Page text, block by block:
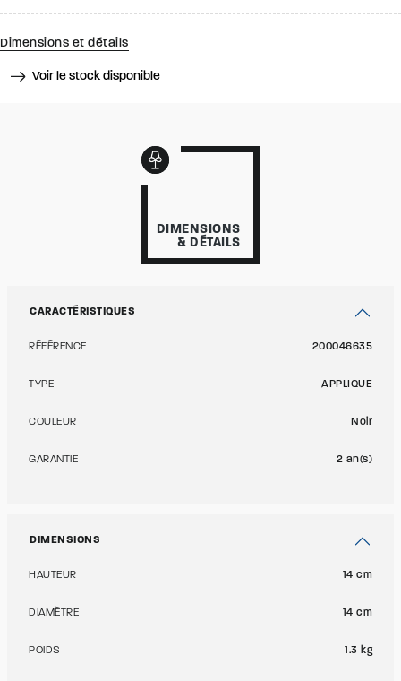
Dimensions et détails
Voir le stock disponible
DIMENSIONS
& DÉTAILS
CARACTÉRISTIQUES
RÉFÉRENCE 200046635
TYPE APPLIQUE
COULEUR Noir
GARANTIE 2 an(s)
DIMENSIONS
HAUTEUR 14 cm
DIAMÈTRE 14 cm
POIDS 1.3 kg